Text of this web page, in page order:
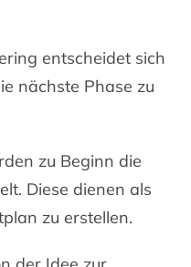
entscheidet sich
nächste Phase zu
zu Beginn die
Diese dienen als
zu erstellen.